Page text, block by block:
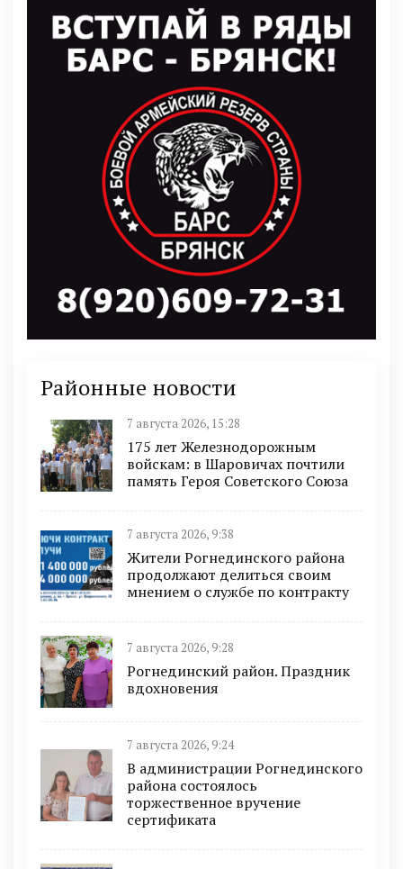
Районные новости
7 августа 2026, 15:28
175 лет Железнодорожным
войскам: в Шаровичах почтили
память Героя Советского Союза
7 августа 2026, 9:38
Жители Рогнединского района
продолжают делиться своим
мнением о службе по контракту
7 августа 2026, 9:28
Рогнединский район. Праздник
вдохновения
7 августа 2026, 9:24
В администрации Рогнединского
района состоялось
торжественное вручение
сертификата